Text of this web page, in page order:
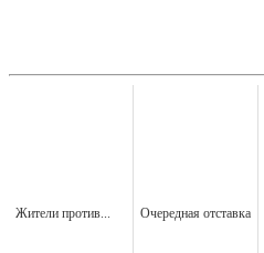
Жители против... Очередная отставка